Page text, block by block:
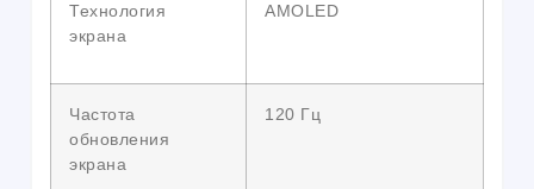
Технология
экрана
AMOLED
Частота
обновления
экрана
120 Гц